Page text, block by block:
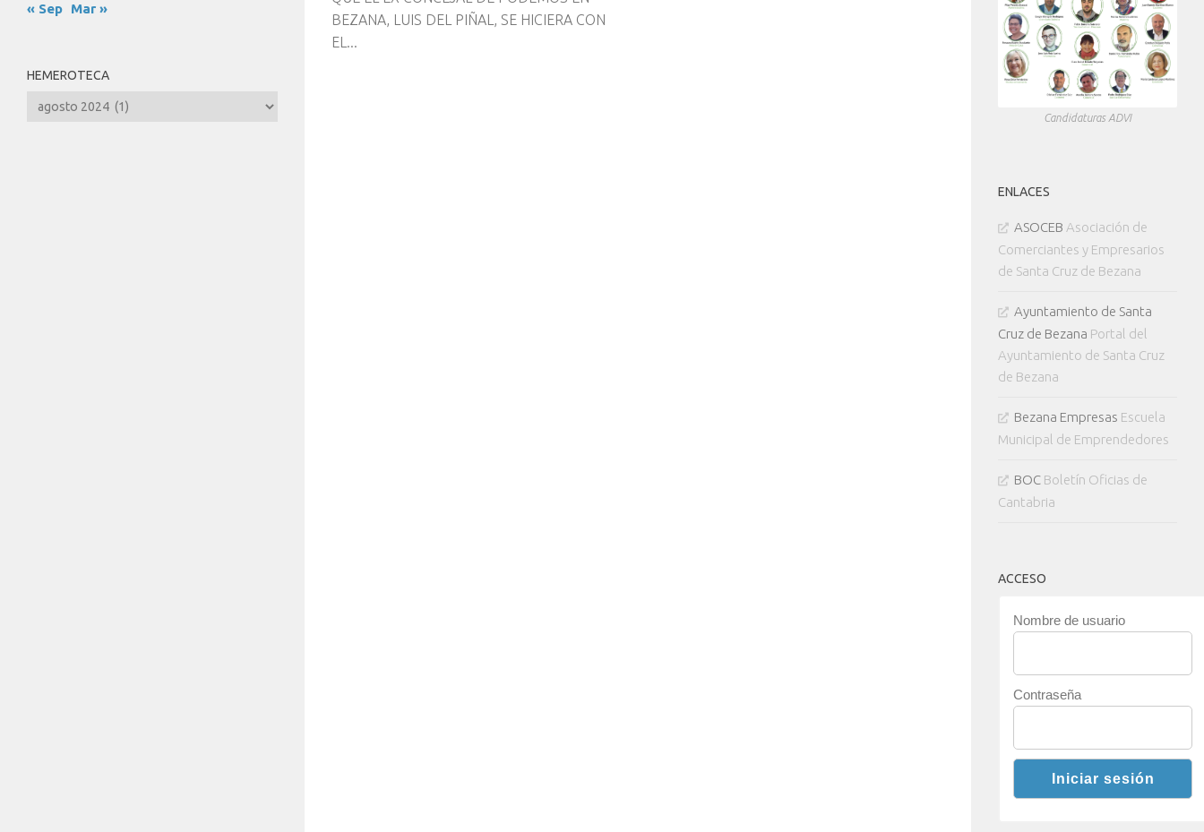
BEZANA, LUIS DEL PIÑAL, SE HICIERA CON
EL...
« Sep Mar »
HEMEROTECA
Hemeroteca
Candidaturas ADVI
ENLACES
ASOCEB Asociación de
Comerciantes y Empresarios
de Santa Cruz de Bezana
Ayuntamiento de Santa
Cruz de Bezana Portal del
Ayuntamiento de Santa Cruz
de Bezana
Bezana Empresas Escuela
Municipal de Emprendedores
BOC Boletín Oficias de
Cantabria
ACCESO
Nombre de usuario
Contraseña